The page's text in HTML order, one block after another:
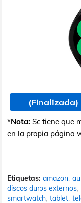
(Finalizada)
*Nota: Se tiene que
en la propia página
Etiquetas: amazon
discos duros externos
smartwatch tablet